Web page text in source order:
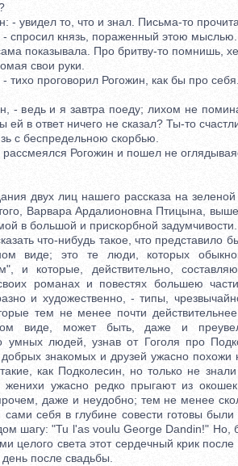
увидел то, что и знал. Письма-то
спросил князь, пораженный этою мыслью.
показывала. Про бритву-то помнишь,
свои руки.
проговорил Рогожин, как бы про себя.
ведь и я завтра поеду; лихом не
в ответ ничего не сказал? Ты-то
с беспредельною скорбью.
Рогожин и пошел не
двух лиц нашего рассказа на зеленой
Варвара Ардалионовна Птицына,
в большой и прискорбной задумчивости.
что-нибудь такое, что представило
виде; это те люди, которых
и которые, действительно,
романах и повестях большею
и художественно, - типы,
тем не менее почти
виде, может быть, даже и
умных людей, узнав от Гоголя про
добрых знакомых и друзей ужасно
как Подколесин, но только не
женихи ужасно редко прыгают из
даже и неудобно; тем не менее
себя в глубине совести готовы
шагу: "Tu l'as voulu George Dandin!" Но,
целого света этот сердечный крик
после свадьбы.